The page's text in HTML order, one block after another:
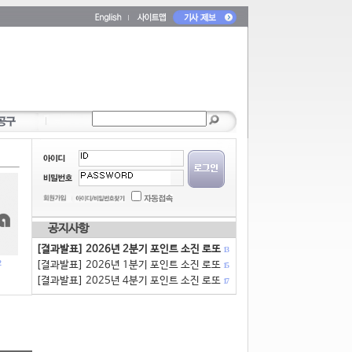
공지사항
[결과발표] 2026년 2분기 포인트 소진 로또 13
[결과발표] 2026년 1분기 포인트 소진 로또 15
[결과발표] 2025년 4분기 포인트 소진 로또 17